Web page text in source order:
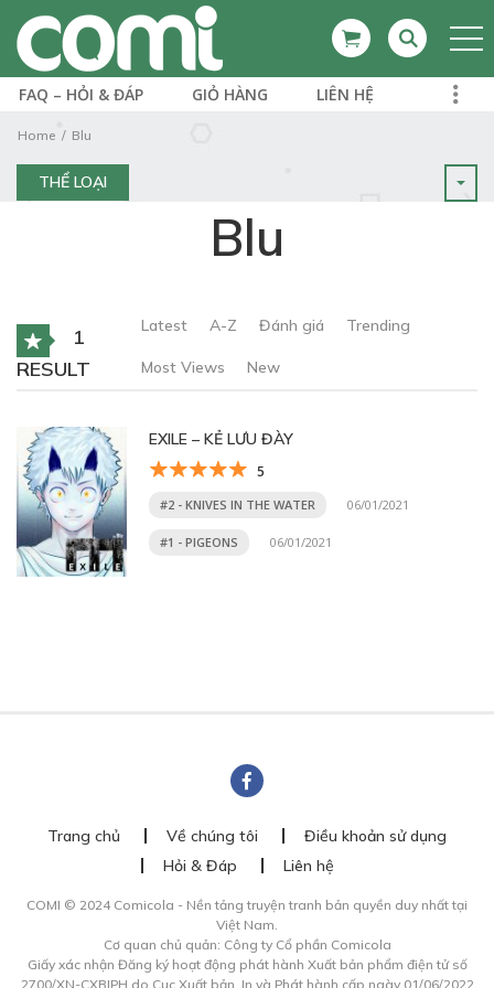
FAQ – HỎI & ĐÁP GIỎ HÀNG LIÊN HỆ
Home Blu
THỂ LOẠI
Blu
1
RESULT
Latest A-Z Đánh giá Trending
Most Views New
EXILE – KẺ LƯU ĐÀY
5
#2 - KNIVES IN THE WATER 06/01/2021
#1 - PIGEONS 06/01/2021
Trang chủ Về chúng tôi
Điều khoản sử dụng
Hỏi & Đáp
Liên hệ
COMI © 2024 Comicola - Nền tảng truyện tranh bản quyền duy nhất tại
Việt Nam.
Cơ quan chủ quản: Công ty Cổ phần Comicola
Giấy xác nhận Đăng ký hoạt động phát hành Xuất bản phẩm điện tử số
2700/XN-CXBIPH do Cục Xuất bản, In và Phát hành cấp ngày 01/06/2022